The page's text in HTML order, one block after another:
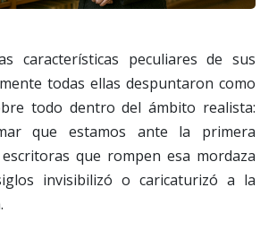
características peculiares de sus
todas ellas despuntaron como
todo dentro del ámbito realista:
que estamos ante la primera
que rompen esa mordaza
invisibilizó o caricaturizó a la